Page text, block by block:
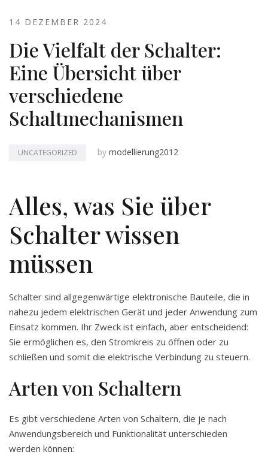
14 DEZEMBER 2024
Die Vielfalt der Schalter:
Eine Übersicht über
verschiedene
Schaltmechanismen
UNCATEGORIZED by modellierung2012
Alles, was Sie über
Schalter wissen
müssen
Schalter sind allgegenwärtige elektronische Bauteile, die in
nahezu jedem elektrischen Gerät und jeder Anwendung zum
Einsatz kommen. Ihr Zweck ist einfach, aber entscheidend:
Sie ermöglichen es, den Stromkreis zu öffnen oder zu
schließen und somit die elektrische Verbindung zu steuern.
Arten von Schaltern
Es gibt verschiedene Arten von Schaltern, die je nach
Anwendungsbereich und Funktionalität unterschieden
werden können: